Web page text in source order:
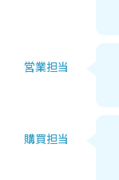
営業担当
購買担当